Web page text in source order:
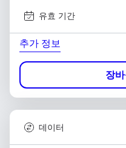
유효 기간
추가 정보
장바
데이터